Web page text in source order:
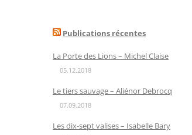
Publications récentes
La Porte des Lions – Michel Claise
05.12.2018
Le tiers sauvage – Aliénor Debrocq
07.09.2018
Les dix-sept valises – Isabelle Bary